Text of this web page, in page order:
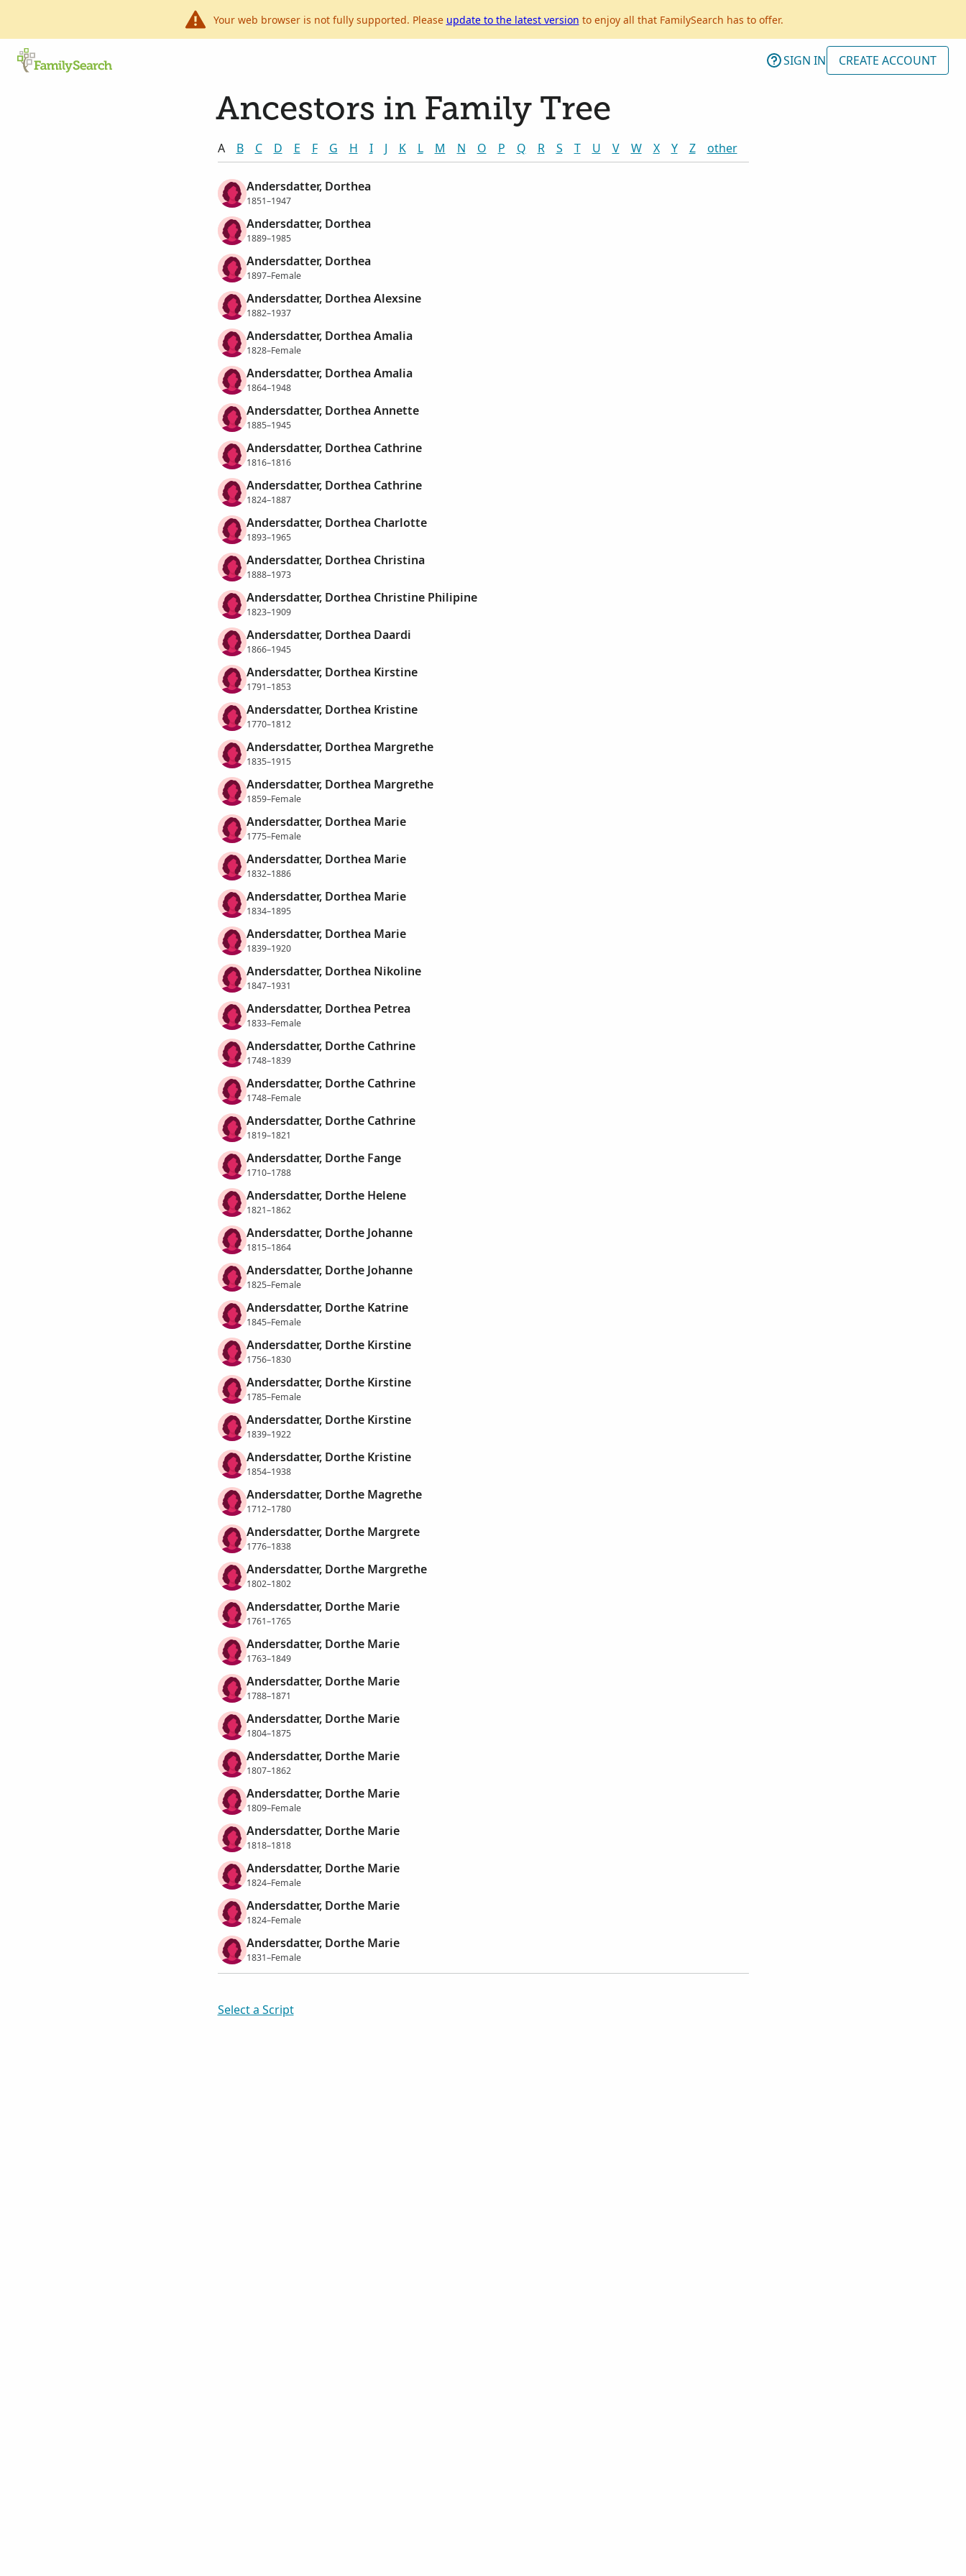
Your web browser is not fully supported. Please update to the latest version to enjoy all that FamilySearch has to offer.
SIGN IN CREATE ACCOUNT
Ancestors in Family Tree
A B C D E F G H I J K L M N O P Q R S T U V W X Y Z other
Andersdatter, Dorthea
1851–1947
Andersdatter, Dorthea
1889–1985
Andersdatter, Dorthea
1897–Female
Andersdatter, Dorthea Alexsine
1882–1937
Andersdatter, Dorthea Amalia
1828–Female
Andersdatter, Dorthea Amalia
1864–1948
Andersdatter, Dorthea Annette
1885–1945
Andersdatter, Dorthea Cathrine
1816–1816
Andersdatter, Dorthea Cathrine
1824–1887
Andersdatter, Dorthea Charlotte
1893–1965
Andersdatter, Dorthea Christina
1888–1973
Andersdatter, Dorthea Christine Philipine
1823–1909
Andersdatter, Dorthea Daardi
1866–1945
Andersdatter, Dorthea Kirstine
1791–1853
Andersdatter, Dorthea Kristine
1770–1812
Andersdatter, Dorthea Margrethe
1835–1915
Andersdatter, Dorthea Margrethe
1859–Female
Andersdatter, Dorthea Marie
1775–Female
Andersdatter, Dorthea Marie
1832–1886
Andersdatter, Dorthea Marie
1834–1895
Andersdatter, Dorthea Marie
1839–1920
Andersdatter, Dorthea Nikoline
1847–1931
Andersdatter, Dorthea Petrea
1833–Female
Andersdatter, Dorthe Cathrine
1748–1839
Andersdatter, Dorthe Cathrine
1748–Female
Andersdatter, Dorthe Cathrine
1819–1821
Andersdatter, Dorthe Fange
1710–1788
Andersdatter, Dorthe Helene
1821–1862
Andersdatter, Dorthe Johanne
1815–1864
Andersdatter, Dorthe Johanne
1825–Female
Andersdatter, Dorthe Katrine
1845–Female
Andersdatter, Dorthe Kirstine
1756–1830
Andersdatter, Dorthe Kirstine
1785–Female
Andersdatter, Dorthe Kirstine
1839–1922
Andersdatter, Dorthe Kristine
1854–1938
Andersdatter, Dorthe Magrethe
1712–1780
Andersdatter, Dorthe Margrete
1776–1838
Andersdatter, Dorthe Margrethe
1802–1802
Andersdatter, Dorthe Marie
1761–1765
Andersdatter, Dorthe Marie
1763–1849
Andersdatter, Dorthe Marie
1788–1871
Andersdatter, Dorthe Marie
1804–1875
Andersdatter, Dorthe Marie
1807–1862
Andersdatter, Dorthe Marie
1809–Female
Andersdatter, Dorthe Marie
1818–1818
Andersdatter, Dorthe Marie
1824–Female
Andersdatter, Dorthe Marie
1824–Female
Andersdatter, Dorthe Marie
1831–Female
Select a Script